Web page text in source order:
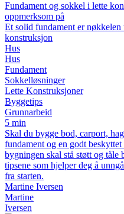
Fundament og sokkel i lette
oppmerksom på
Et solid fundament er
konstruksjon
Hus
Hus
Fundament
Sokkelløsninger
Lette Konstruksjoner
Byggetips
Grunnarbeid
5 min
Skal du bygge bod, carport,
fundament og en godt
bygningen skal stå støtt og
tipsene som hjelper deg å
fra starten.
Martine Iversen
Martine
Iversen